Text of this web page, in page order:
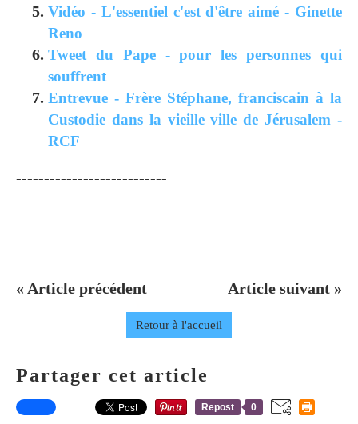
Vidéo - L'essentiel c'est d'être aimé - Ginette
Reno
Tweet du Pape - pour les personnes qui
souffrent
Entrevue - Frère Stéphane, franciscain à la
Custodie dans la vieille ville de Jérusalem -
RCF
---------------------------
« Article précédent Article suivant »
Retour à l'accueil
Partager cet article
Repost 0